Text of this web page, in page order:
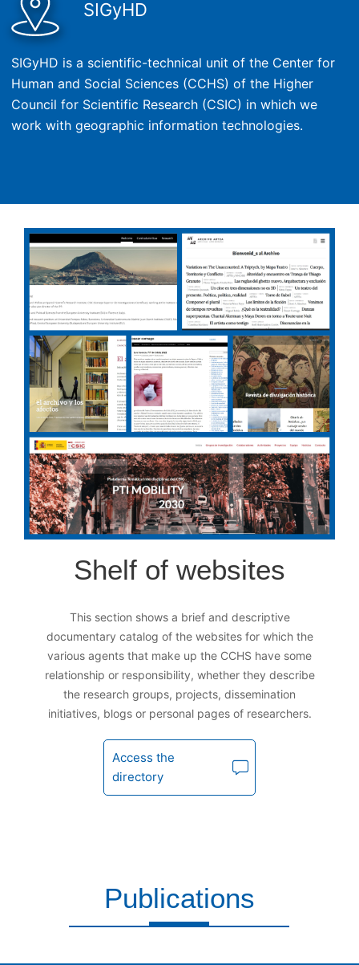
SIGyHD
SIGyHD is a scientific-technical unit of the Center for
Human and Social Sciences (CCHS) of the Higher
Council for Scientific Research (CSIC) in which we
work with geographic information technologies.
Shelf of websites
This section shows a brief and descriptive
documentary catalog of the websites for which the
various agents that make up the CCHS have some
relationship or responsibility, whether they describe
the research groups, projects, dissemination
initiatives, blogs or personal pages of researchers.
Access the
directory
Publications